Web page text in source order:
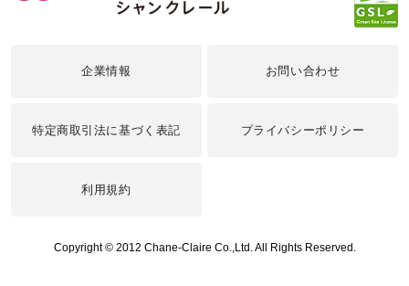
企業情報 お問い合わせ
特定商取引法に基づく表記 プライバシーポリシー
利用規約
Copyright © 2012 Chane-Claire Co.,Ltd. All Rights Reserved.